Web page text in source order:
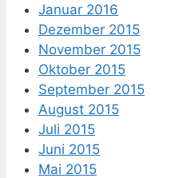
Januar 2016
Dezember 2015
November 2015
Oktober 2015
September 2015
August 2015
Juli 2015
Juni 2015
Mai 2015